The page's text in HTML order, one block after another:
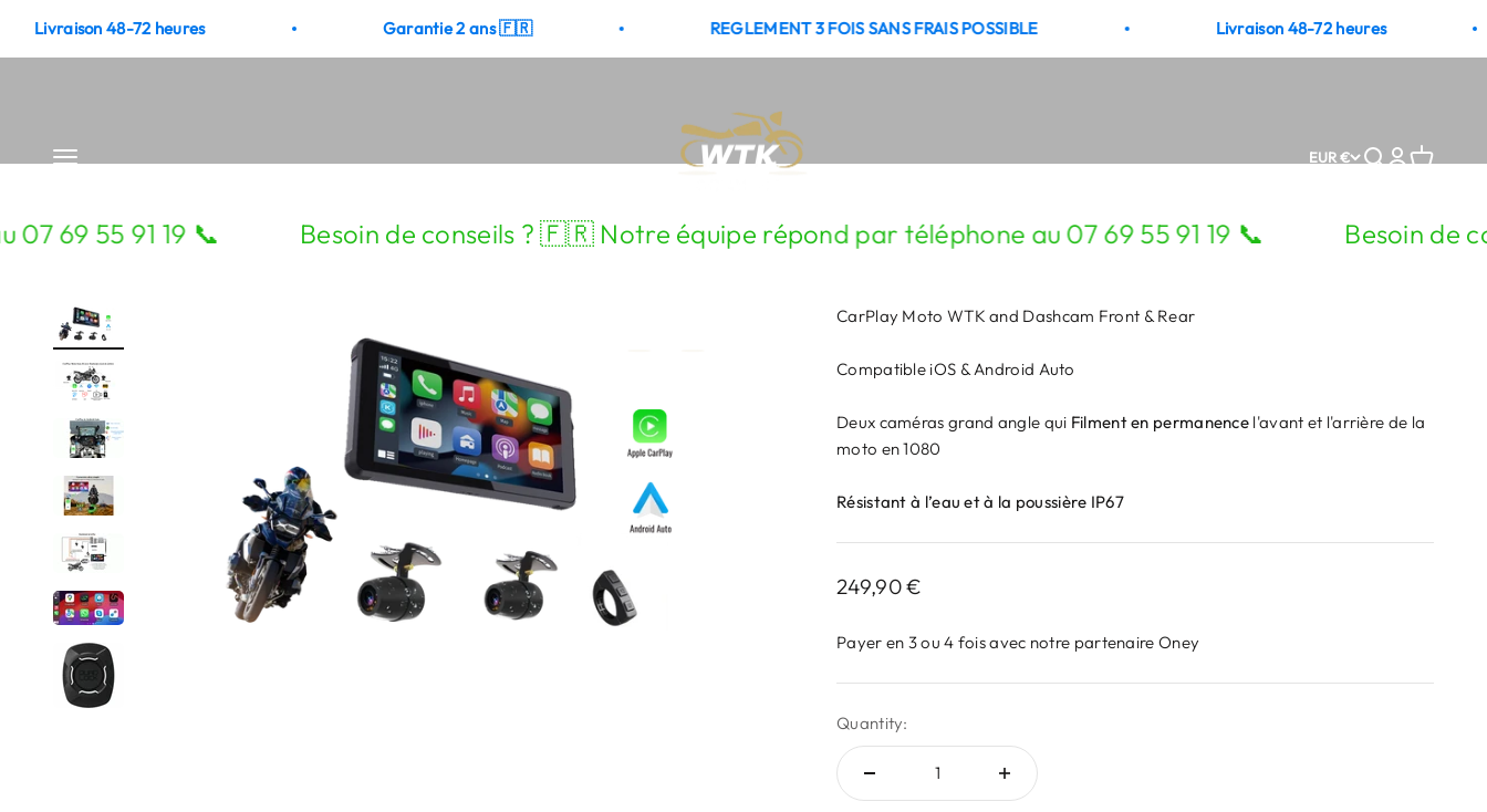
48-72 heures Garantie 2 ans 🇫🇷 REGLEMENT 3 FOIS SANS FRAIS POSSIBLE Livraison 48-72 heures
Open navigation menu EUR € Open search
OpenOpen cart
55 91 19 📞 Besoin de conseils ? 🇫🇷 Notre équipe répond par téléphone au 07 69 55 91 19 📞 Besoin de
CarPlay Moto WTK and Dashcam Front & Rear
Compatible iOS & Android Auto
Deux caméras grand angle qui Filment en permanence l'avant et l'arrière de la
moto en 1080
Résistant à l’eau et à la poussière IP67
Sale price
249,90 €
Payer en 3 ou 4 fois avec notre partenaire Oney
Quantity: